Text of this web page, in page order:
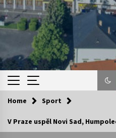
Kam za kulturou?
Home Sport
V Praze uspěl Novi Sad,